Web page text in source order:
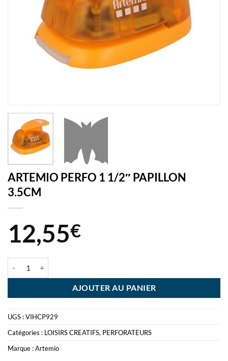
ARTEMIO PERFO 1 1/2″ PAPILLON
3.5CM
12,55€
AJOUTER AU PANIER
UGS :VIHCP929
Catégories : LOISIRS CREATIFS, PERFORATEURS
Marque :Artemio